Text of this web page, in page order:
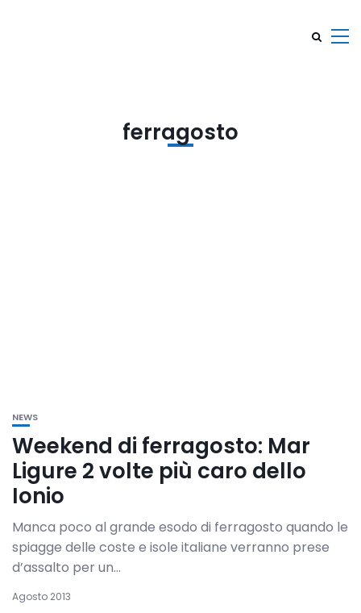
ferragosto
NEWS
Weekend di ferragosto: Mar
Ligure 2 volte più caro dello
Ionio
Manca poco al grande esodo di ferragosto quando le
spiagge delle coste e isole italiane verranno prese
d’assalto per un...
Agosto 2013